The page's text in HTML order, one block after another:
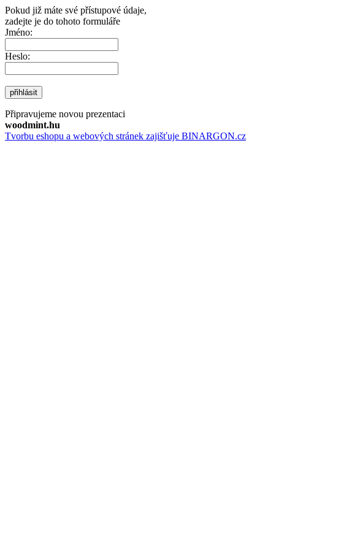
Pokud již máte své přístupové údaje,
zadejte je do tohoto formuláře
Jméno:
Heslo:
přihlásit
Připravujeme novou prezentaci
woodmint.hu
Tvorbu eshopu a webových stránek zajišťuje BINARGON.cz